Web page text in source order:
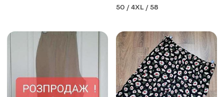
50 / 4XL / 58